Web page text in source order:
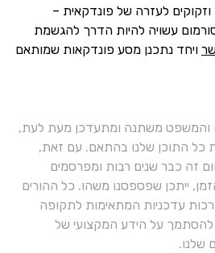
לעזרה של פונדקאית –
עשויה להיות הדרך להגשמת
ויחד נתכנן מסע פונדקאות שמותאם
והמשפט משתנה ומתעדכן מעת לעת,
כל התוכן שלנו בהתאם. עם זאת,
זה כבר שנים רבות ומפרסמים
ייתכן שפספסנו משהו. כל ההורים
עדכניות המתאימות לתקופה
להסתמך על הידע המקצועי של
שלנו.